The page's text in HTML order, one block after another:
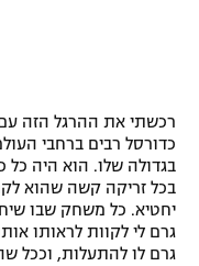
רכשתי את ההרגל הזה עם
כדורסל רבים ברחבי
בגדולה שלו. הוא היה
בכל זריקה קשה שהוא
יחטיא. כל משחק שבו
גרם לי לקוות לראותו
גרם לו להתעלות, וככל